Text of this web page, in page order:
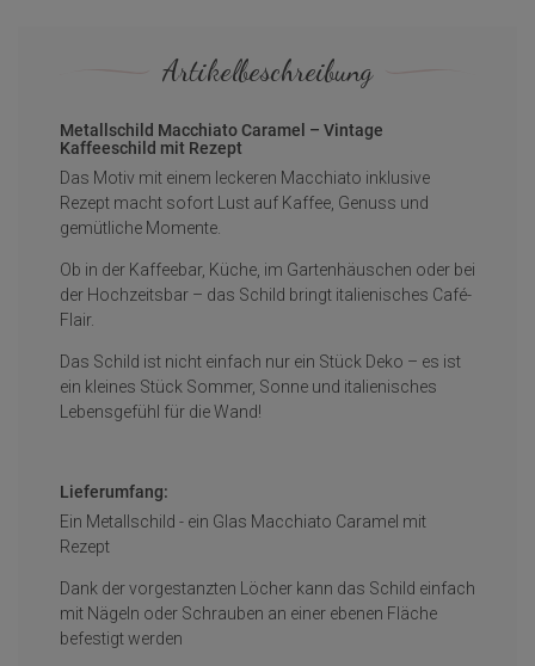
Artikelbeschreibung
Metallschild Macchiato Caramel – Vintage
Kaffeeschild mit Rezept
Das Motiv mit einem leckeren Macchiato inklusive
Rezept macht sofort Lust auf Kaffee, Genuss und
gemütliche Momente.
Ob in der Kaffeebar, Küche, im Gartenhäuschen oder bei
der Hochzeitsbar – das Schild bringt italienisches Café-
Flair.
Das Schild ist nicht einfach nur ein Stück Deko – es ist
ein kleines Stück Sommer, Sonne und italienisches
Lebensgefühl für die Wand!
Lieferumfang:
Ein Metallschild - ein Glas Macchiato Caramel mit
Rezept
Dank der vorgestanzten Löcher kann das Schild einfach
mit Nägeln oder Schrauben an einer ebenen Fläche
befestigt werden